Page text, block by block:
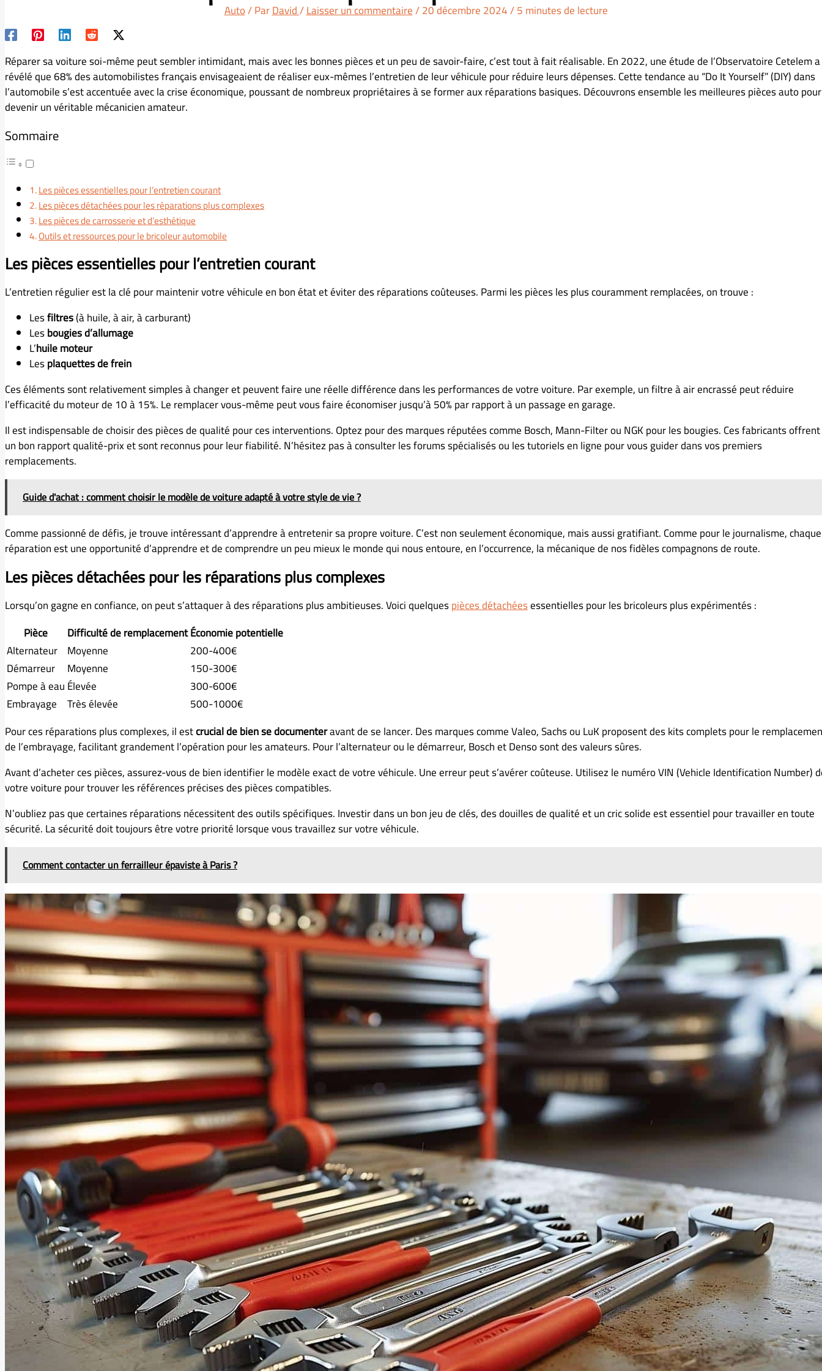
Auto/ ParDavid/Laisser un commentaire/20 décembre 2024/5 minutes de lecture
Réparer sa voiture soi-même peut sembler intimidant, mais avec les bonnes pièces et un peu de savoir-faire, c’est tout à fait réalisable. En 2022, une étude de l’Observatoire Cetelem a
révélé que 68% des automobilistes français envisageaient de réaliser eux-mêmes l’entretien de leur véhicule pour réduire leurs dépenses. Cette tendance au “Do It Yourself” (DIY) dans
l’automobile s’est accentuée avec la crise économique, poussant de nombreux propriétaires à se former aux réparations basiques. Découvrons ensemble les meilleures pièces auto pour
devenir un véritable mécanicien amateur.
Sommaire
Les pièces essentielles pour l’entretien courant
Les pièces détachées pour les réparations plus complexes
Les pièces de carrosserie et d’esthétique
Outils et ressources pour le bricoleur automobile
Les pièces essentielles pour l’entretien courant
L’entretien régulier est la clé pour maintenir votre véhicule en bon état et éviter des réparations coûteuses. Parmi les pièces les plus couramment remplacées, on trouve :
Lesfiltres(à huile, à air, à carburant)
Lesbougies d’allumage
L’huile moteur
Lesplaquettes de frein
Ces éléments sont relativement simples à changer et peuvent faire une réelle différence dans les performances de votre voiture. Par exemple, un filtre à air encrassé peut réduire
l’efficacité du moteur de 10 à 15%. Le remplacer vous-même peut vous faire économiser jusqu’à 50% par rapport à un passage en garage.
Il est indispensable de choisir des pièces de qualité pour ces interventions. Optez pour des marques réputées comme Bosch, Mann-Filter ou NGK pour les bougies. Ces fabricants offrent
un bon rapport qualité-prix et sont reconnus pour leur fiabilité. N’hésitez pas à consulter les forums spécialisés ou les tutoriels en ligne pour vous guider dans vos premiers
remplacements.
Guide d'achat : comment choisir le modèle de voiture adapté à votre style de vie ?
Comme passionné de défis, je trouve intéressant d’apprendre à entretenir sa propre voiture. C’est non seulement économique, mais aussi gratifiant. Comme pour le journalisme, chaque
réparation est une opportunité d’apprendre et de comprendre un peu mieux le monde qui nous entoure, en l’occurrence, la mécanique de nos fidèles compagnons de route.
Les pièces détachées pour les réparations plus complexes
Lorsqu’on gagne en confiance, on peut s’attaquer à des réparations plus ambitieuses. Voici quelquespièces détachéesessentielles pour les bricoleurs plus expérimentés :
Pièce
Difficulté de remplacementÉconomie potentielle
Alternateur Moyenne
200-400€
Démarreur
Moyenne
150-300€
Pompe à eauÉlevée
300-600€
Embrayage Très élevée
500-1000€
Pour ces réparations plus complexes, il estcrucial de bien se documenteravant de se lancer. Des marques comme Valeo, Sachs ou LuK proposent des kits complets pour le
de l’embrayage, facilitant grandement l’opération pour les amateurs. Pour l’alternateur ou le démarreur, Bosch et Denso sont des valeurs sûres.
Avant d’acheter ces pièces, assurez-vous de bien identifier le modèle exact de votre véhicule. Une erreur peut s’avérer coûteuse. Utilisez le numéro VIN (Vehicle Identification Number)
votre voiture pour trouver les références précises des pièces compatibles.
N’oubliez pas que certaines réparations nécessitent des outils spécifiques. Investir dans un bon jeu de clés, des douilles de qualité et un cric solide est essentiel pour travailler en toute
sécurité. La sécurité doit toujours être votre priorité lorsque vous travaillez sur votre véhicule.
Comment contacter un ferrailleur épaviste à Paris ?